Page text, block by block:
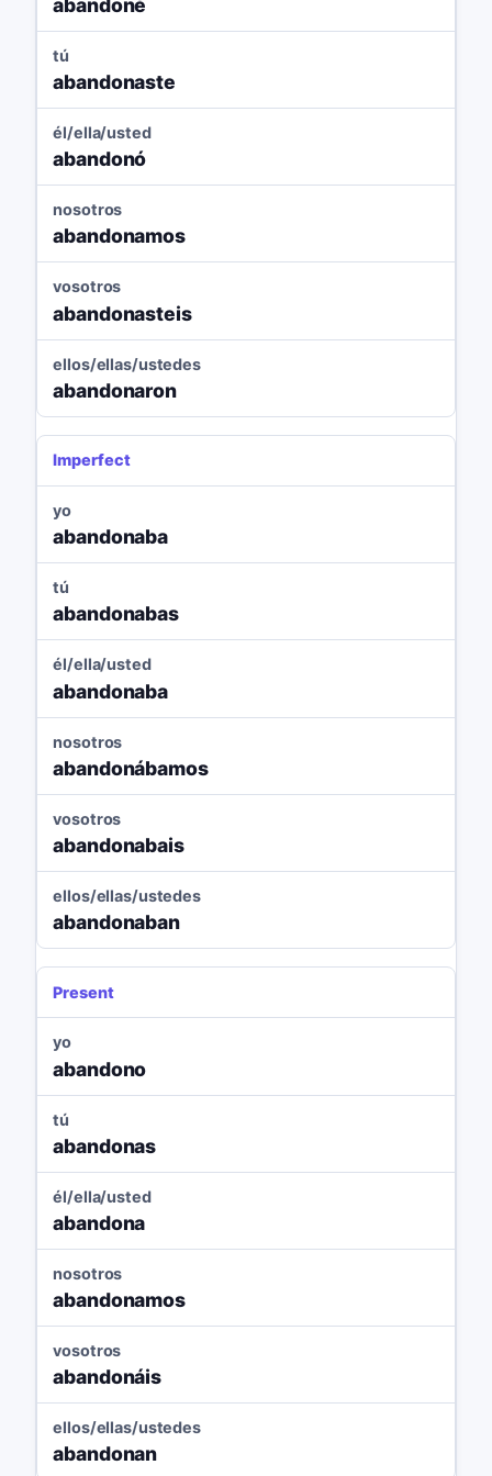
abandoné
tú
abandonaste
él/ella/usted
abandonó
nosotros
abandonamos
vosotros
abandonasteis
ellos/ellas/ustedes
abandonaron
Imperfect
yo
abandonaba
tú
abandonabas
él/ella/usted
abandonaba
nosotros
abandonábamos
vosotros
abandonabais
ellos/ellas/ustedes
abandonaban
Present
yo
abandono
tú
abandonas
él/ella/usted
abandona
nosotros
abandonamos
vosotros
abandonáis
ellos/ellas/ustedes
abandonan